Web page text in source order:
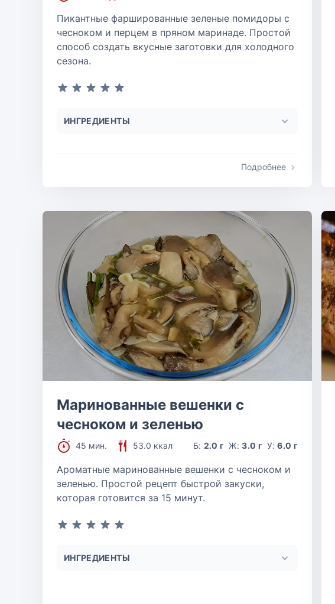
Пикантные фаршированные зеленые помидоры с
чесноком и перцем в пряном маринаде. Простой
способ создать вкусные заготовки для холодного
сезона.
ИНГРЕДИЕНТЫ
Подробнее
Маринованные вешенки с
чесноком и зеленью
45 мин. 53.0 ккал Б: 2.0 г Ж:3.0 г У:6.0 г
Ароматные маринованные вешенки с чесноком и
зеленью. Простой рецепт быстрой закуски,
которая готовится за 15 минут.
ИНГРЕДИЕНТЫ